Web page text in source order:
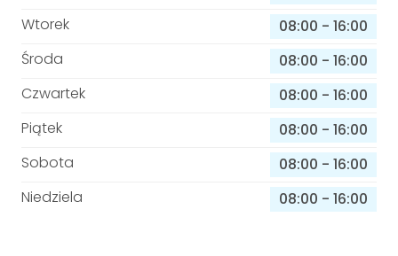
Wtorek
08:00 - 16:00
Środa
08:00 - 16:00
Czwartek
08:00 - 16:00
Piątek
08:00 - 16:00
Sobota
08:00 - 16:00
Niedziela
08:00 - 16:00